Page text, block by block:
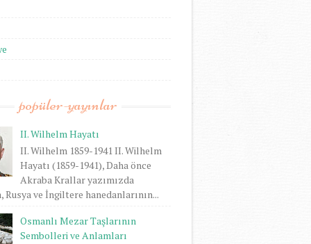
popüler-yayınlar
II. Wilhelm Hayatı
II. Wilhelm 1859-1941 II. Wilhelm
Hayatı (1859-1941), Daha önce
Akraba Krallar yazımızda
Rusya ve İngiltere hanedanlarının...
Osmanlı Mezar Taşlarının
Sembolleri ve Anlamları